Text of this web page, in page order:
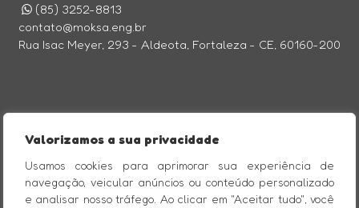
Valorizamos a sua privacidade
Usamos cookies para aprimorar sua experiência de
navegação, veicular anúncios ou conteúdo personalizado
e analisar nosso tráfego. Ao clicar em "Aceitar tudo", você
(85) 3252-8813
contato@moksa.eng.br
Rua Isac Meyer, 293 - Aldeota, Fortaleza - CE, 60160-200
CERTIFICAÇÕES